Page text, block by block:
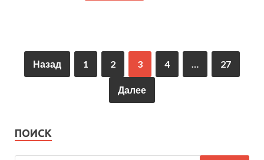
Назад 1 2 3 4 … 27
Далее
ПОИСК